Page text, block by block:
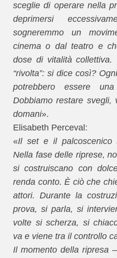
sceglie di operare nella
deprimersi
sogneremmo un
cinema o dal teatro e
dose di vitalità collettiva.
“rivolta”: si dice così?
potrebbero essere
Dobbiamo restare svegli,
domani».
Elisabeth Perceval:
«Il set e il palcoscenico
Nella fase delle riprese,
si costruiscano con
renda conto. È ciò che
attori. Durante la
prova, si parla, si
volte si scherza, si
va e viene tra il controllo
Il momento della ripresa